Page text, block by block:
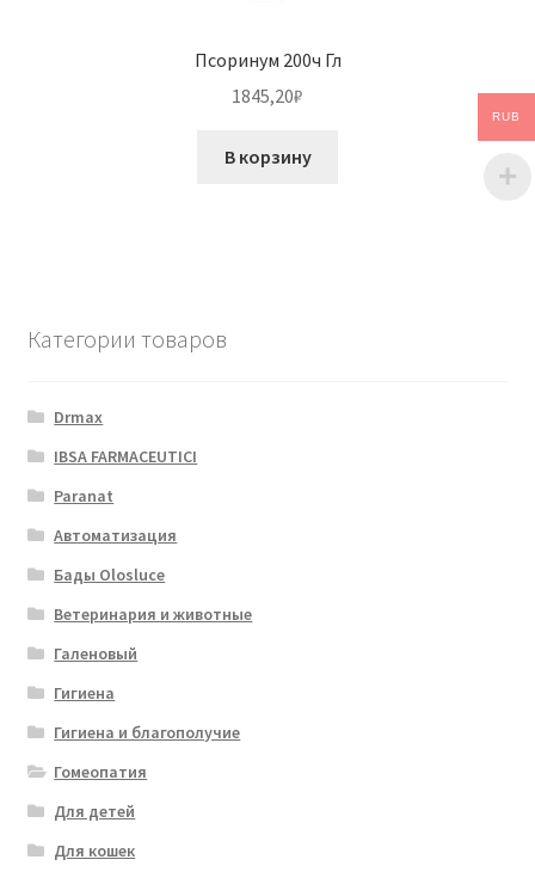
Псоринум 200ч Гл
1845,20₽
В корзину
Категории товаров
Drmax
IBSA FARMACEUTICI
Paranat
Автоматизация
Бады Olosluce
Ветеринария и животные
Галеновый
Гигиена
Гигиена и благополучие
Гомеопатия
Для детей
Для кошек
RUB